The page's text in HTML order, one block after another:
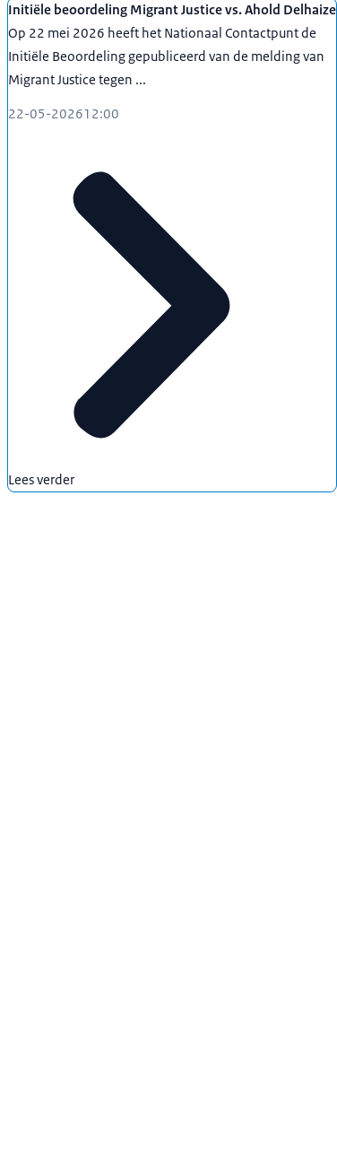
Initiële beoordeling Migrant Justice vs. Ahold Delhaize
Op 22 mei 2026 heeft het Nationaal Contactpunt de
Initiële Beoordeling gepubliceerd van de melding van
Migrant Justice tegen ...
22-05-202612:00
Lees verder